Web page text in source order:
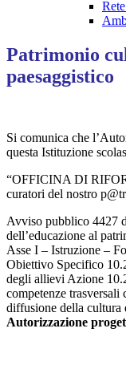
Patrimonio
paesaggistico
Si comunica che
questa Istituzione
“OFFICINA DI
curatori del nostro
Avviso pubblico 4427
dell’educazione al
Asse I – Istruzione –
Obiettivo Specifico
degli allievi Azione
competenze trasversali
diffusione della cultura
Autorizzazione